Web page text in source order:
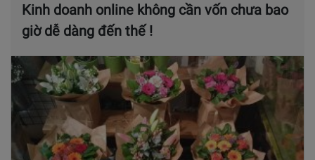
Kinh doanh online không cần vốn chưa bao
giờ dễ dàng đến thế !